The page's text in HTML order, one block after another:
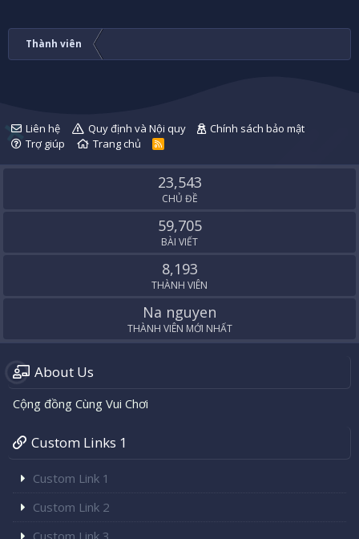
Thành viên
Liên hệ Quy định và Nội quy
Chính sách bảo mật
Trợ giúp
Trang chủ
R
S
23,543
CHỦ ĐỀ
59,705
BÀI VIẾT
8,193
THÀNH VIÊN
Na nguyen
THÀNH VIÊN MỚI NHẤT
About Us
Cộng đồng Cùng Vui Chơi
Custom Links 1
Custom Link 1
Custom Link 2